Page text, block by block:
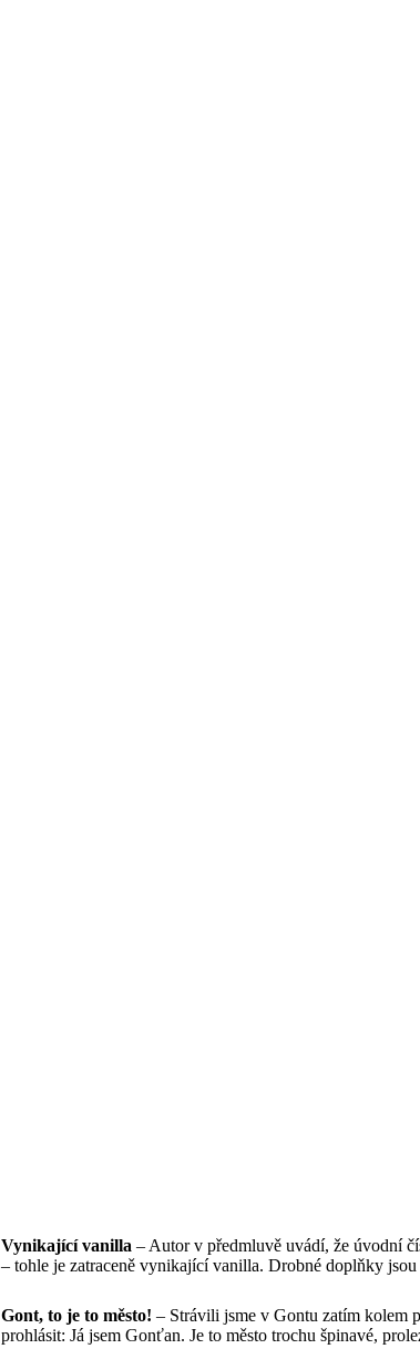
Vynikající vanilla – Autor v předmluvě uvádí, že úvodní
– tohle je zatraceně vynikající vanilla. Drobné doplňky
Gont, to je to město! – Strávili jsme v Gontu zatím kolem
prohlásit: Já jsem Gonťan. Je to město trochu špinavé,